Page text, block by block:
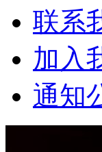
联系
加入
通知